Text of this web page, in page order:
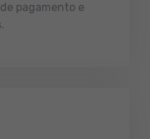
pagamento e